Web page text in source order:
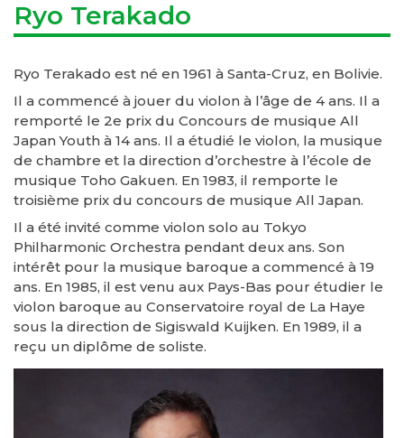
Ryo Terakado
Ryo Terakado est né en 1961 à Santa-Cruz, en Bolivie.
Il a commencé à jouer du violon à l’âge de 4 ans. Il a
remporté le 2e prix du Concours de musique All
Japan Youth à 14 ans. Il a étudié le violon, la musique
de chambre et la direction d’orchestre à l’école de
musique Toho Gakuen. En 1983, il remporte le
troisième prix du concours de musique All Japan.
Il a été invité comme violon solo au Tokyo
Philharmonic Orchestra pendant deux ans. Son
intérêt pour la musique baroque a commencé à 19
ans. En 1985, il est venu aux Pays-Bas pour étudier le
violon baroque au Conservatoire royal de La Haye
sous la direction de Sigiswald Kuijken. En 1989, il a
reçu un diplôme de soliste.